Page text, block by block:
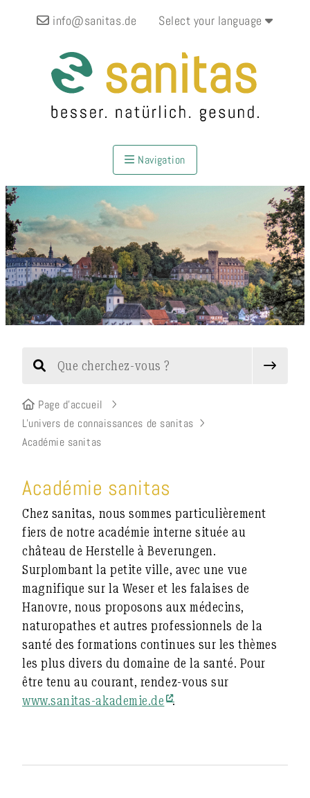
info@sanitas.de Select your language
Navigation
Page d’accueil
L'univers de connaissances de sanitas
Académie sanitas
Académie sanitas
Chez sanitas, nous sommes particulièrement
fiers de notre académie interne située au
château de Herstelle à Beverungen.
Surplombant la petite ville, avec une vue
magnifique sur la Weser et les falaises de
Hanovre, nous proposons aux médecins,
naturopathes et autres professionnels de la
santé des formations continues sur les thèmes
les plus divers du domaine de la santé. Pour
être tenu au courant, rendez-vous sur
www.sanitas-akademie.de
.